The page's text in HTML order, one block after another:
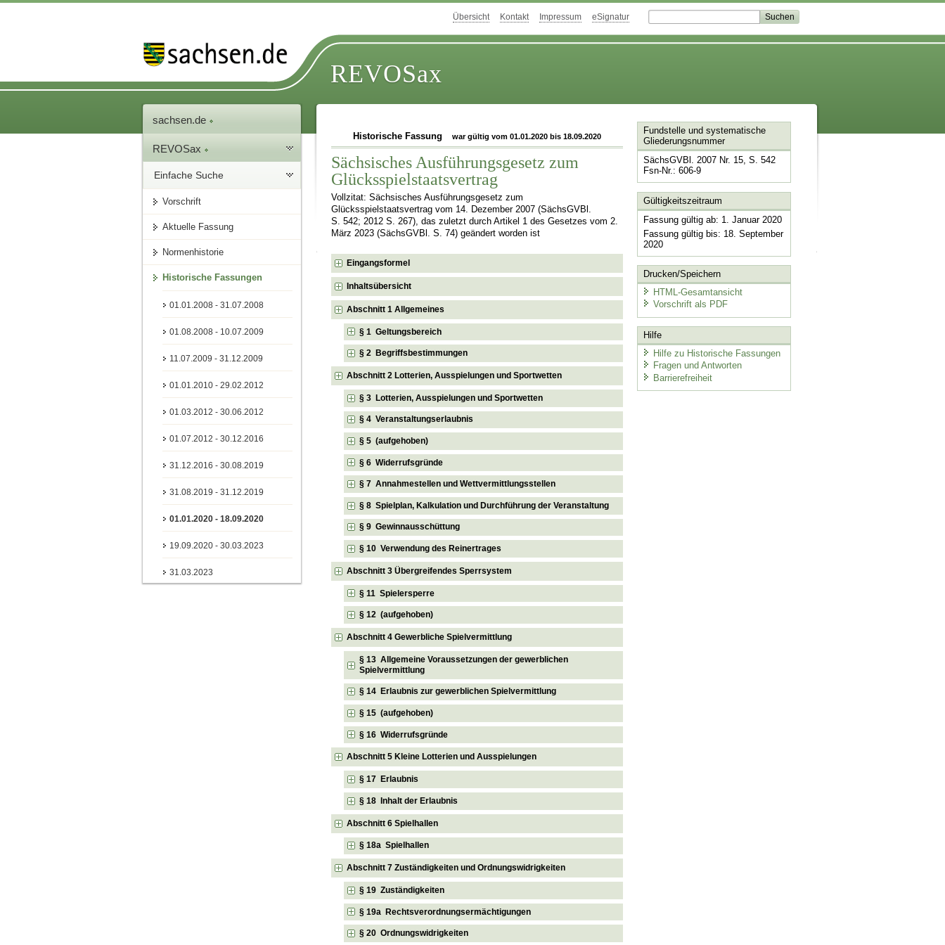
Übersicht Kontakt Impressum eSignatur
REVOSax
sachsen.de
REVOSax
Einfache Suche
Vorschrift
Aktuelle Fassung
Normenhistorie
Historische Fassungen
01.01.2008 - 31.07.2008
01.08.2008 - 10.07.2009
11.07.2009 - 31.12.2009
01.01.2010 - 29.02.2012
01.03.2012 - 30.06.2012
01.07.2012 - 30.12.2016
31.12.2016 - 30.08.2019
31.08.2019 - 31.12.2019
01.01.2020 - 18.09.2020
19.09.2020 - 30.03.2023
31.03.2023
Historische Fassung war gültig vom 01.01.2020 bis 18.09.2020
Sächsisches Ausführungsgesetz zum
Glücksspielstaatsvertrag
Vollzitat: Sächsisches Ausführungsgesetz zum
Glücksspielstaatsvertrag vom 14. Dezember 2007 (SächsGVBl.
S. 542; 2012 S. 267), das zuletzt durch Artikel 1 des Gesetzes vom 2.
März 2023 (SächsGVBl. S. 74) geändert worden ist
Eingangsformel
Inhaltsübersicht
Abschnitt 1 Allgemeines
§ 1 Geltungsbereich
§ 2 Begriffsbestimmungen
Abschnitt 2 Lotterien, Ausspielungen und Sportwetten
§ 3 Lotterien, Ausspielungen und Sportwetten
§ 4 Veranstaltungserlaubnis
§ 5 (aufgehoben)
§ 6 Widerrufsgründe
§ 7 Annahmestellen und Wettvermittlungsstellen
§ 8 Spielplan, Kalkulation und Durchführung der Veranstaltung
§ 9 Gewinnausschüttung
§ 10 Verwendung des Reinertrages
Abschnitt 3 Übergreifendes Sperrsystem
§ 11 Spielersperre
§ 12 (aufgehoben)
Abschnitt 4 Gewerbliche Spielvermittlung
§ 13 Allgemeine Voraussetzungen der gewerblichen
Spielvermittlung
§ 14 Erlaubnis zur gewerblichen Spielvermittlung
§ 15 (aufgehoben)
§ 16 Widerrufsgründe
Abschnitt 5 Kleine Lotterien und Ausspielungen
§ 17 Erlaubnis
§ 18 Inhalt der Erlaubnis
Abschnitt 6 Spielhallen
§ 18a Spielhallen
Abschnitt 7 Zuständigkeiten und Ordnungswidrigkeiten
§ 19 Zuständigkeiten
§ 19a Rechtsverordnungsermächtigungen
§ 20 Ordnungswidrigkeiten
Fundstelle und systematische
Gliederungsnummer
SächsGVBl. 2007 Nr. 15, S. 542
Fsn-Nr.: 606-9
Gültigkeitszeitraum
Fassung gültig ab: 1. Januar 2020
Fassung gültig bis: 18. September
2020
Drucken/Speichern
HTML-Gesamtansicht
Vorschrift als PDF
Hilfe
Hilfe zu Historische Fassungen
Fragen und Antworten
Barrierefreiheit